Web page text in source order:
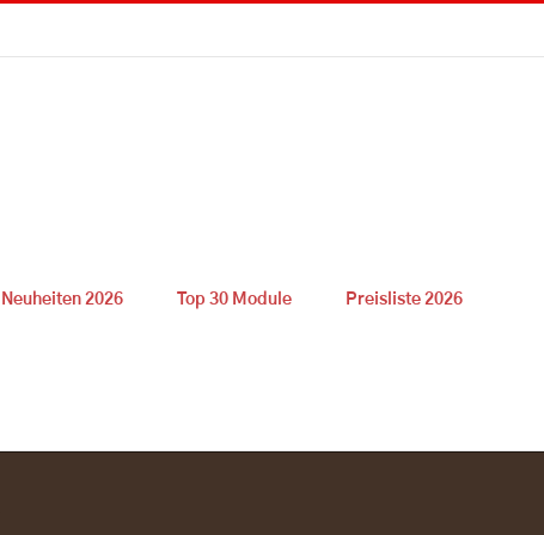
Neuheiten 2026 Top 30 Module Preisliste 2026